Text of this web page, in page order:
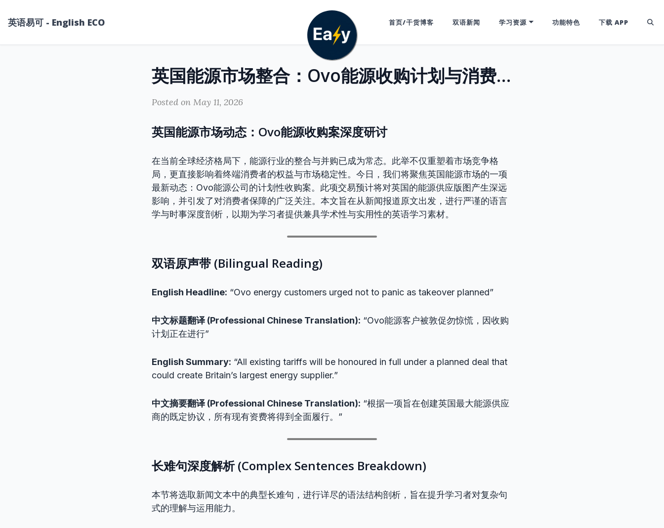
英语易可 - English ECO 首页/干货博客 双语新闻 学习资源 功能特色 下载 APP
英国能源市场整合：Ovo能源收购计划与消费者保障
Posted on May 11, 2026
英国能源市场动态：Ovo能源收购案深度研讨
在当前全球经济格局下，能源行业的整合与并购已成为常态。此举不仅重塑着市场竞争格
局，更直接影响着终端消费者的权益与市场稳定性。今日，我们将聚焦英国能源市场的一项
最新动态：Ovo能源公司的计划性收购案。此项交易预计将对英国的能源供应版图产生深远
影响，并引发了对消费者保障的广泛关注。本文旨在从新闻报道原文出发，进行严谨的语言
学与时事深度剖析，以期为学习者提供兼具学术性与实用性的英语学习素材。
双语原声带 (Bilingual Reading)
English Headline: “Ovo energy customers urged not to panic as takeover planned”
中文标题翻译 (Professional Chinese Translation): “Ovo能源客户被敦促勿惊慌，因收购
计划正在进行”
English Summary: “All existing tariffs will be honoured in full under a planned deal that
could create Britain’s largest energy supplier.”
中文摘要翻译 (Professional Chinese Translation): “根据一项旨在创建英国最大能源供应
商的既定协议，所有现有资费将得到全面履行。”
长难句深度解析 (Complex Sentences Breakdown)
本节将选取新闻文本中的典型长难句，进行详尽的语法结构剖析，旨在提升学习者对复杂句
式的理解与运用能力。